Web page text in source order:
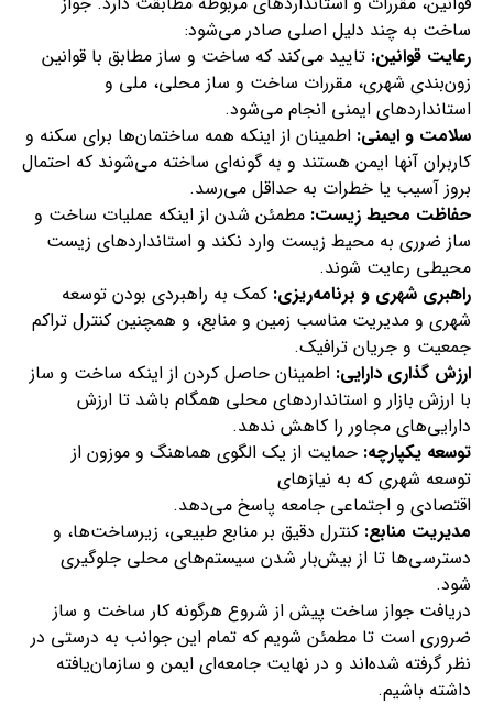
ساخت به چند دلیل اصلی صادر می‌شود:
رعایت قوانین: تایید می‌کند که ساخت و ساز مطابق با قوانین
زون‌بندی شهری، مقررات ساخت و ساز محلی، ملی و
استانداردهای ایمنی انجام می‌شود.
سلامت و ایمنی: اطمینان از اینکه همه ساختمان‌ها برای سکنه و
کاربران آنها ایمن هستند و به گونه‌ای ساخته می‌شوند که احتمال
بروز آسیب یا خطرات به حداقل می‌رسد.
حفاظت محیط زیست: مطمئن شدن از اینکه عملیات ساخت و
ساز ضرری به محیط زیست وارد نکند و استانداردهای زیست
محیطی رعایت شوند.
راهبری شهری و برنامه‌ریزی: کمک به راهبردی بودن توسعه
شهری و مدیریت مناسب زمین و منابع، و همچنین کنترل تراکم
جمعیت و جریان ترافیک.
ارزش گذاری دارایی: اطمینان حاصل کردن از اینکه ساخت و ساز
با ارزش بازار و استانداردهای محلی همگام باشد تا ارزش
دارایی‌های مجاور را کاهش ندهد.
توسعه یکپارچه: حمایت از یک الگوی هماهنگ و موزون از
توسعه شهری که به نیازهای
اقتصادی و اجتماعی جامعه پاسخ می‌دهد.
مدیریت منابع: کنترل دقیق بر منابع طبیعی، زیرساخت‌ها، و
دسترسی‌ها تا از بیش‌بار شدن سیستم‌های محلی جلوگیری
شود.
دریافت جواز ساخت پیش از شروع هرگونه کار ساخت و ساز
ضروری است تا مطمئن شویم که تمام این جوانب به درستی در
نظر گرفته شده‌اند و در نهایت جامعه‌ای ایمن و سازمان‌یافته
داشته باشیم.